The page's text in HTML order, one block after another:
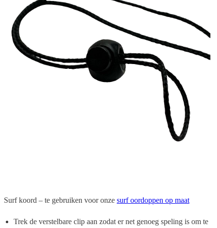
Surf koord – te gebruiken voor onze surf oordoppen op maat
Trek de verstelbare clip aan zodat er net genoeg speling is om te